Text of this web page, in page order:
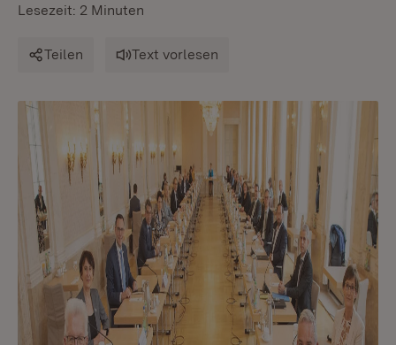
Lesezeit: 2 Minuten
Teilen Text vorlesen